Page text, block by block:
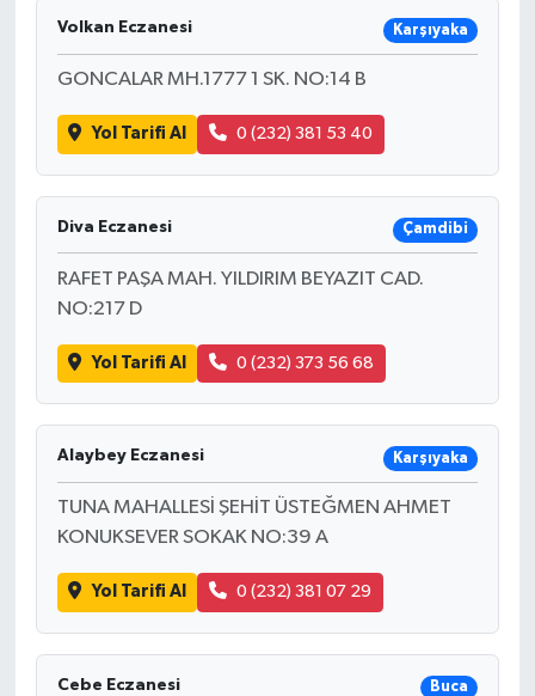
Volkan Eczanesi Karşıyaka
GONCALAR MH.1777 1 SK. NO:14 B
Yol Tarifi Al 0 (232) 381 53 40
Diva Eczanesi Çamdibi
RAFET PAŞA MAH. YILDIRIM BEYAZIT CAD.
NO:217 D
Yol Tarifi Al 0 (232) 373 56 68
Alaybey Eczanesi Karşıyaka
TUNA MAHALLESİ ŞEHİT ÜSTEĞMEN AHMET
KONUKSEVER SOKAK NO:39 A
Yol Tarifi Al 0 (232) 381 07 29
Cebe Eczanesi Buca